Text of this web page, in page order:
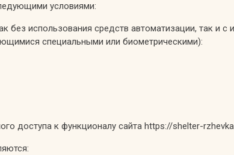
условиями:
без использования средств автоматизации, так и с
специальными или биометрическими):
доступа к функционалу сайта https://shelter-